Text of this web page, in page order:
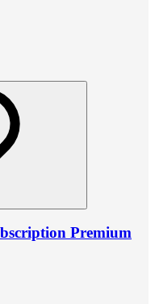
Premium